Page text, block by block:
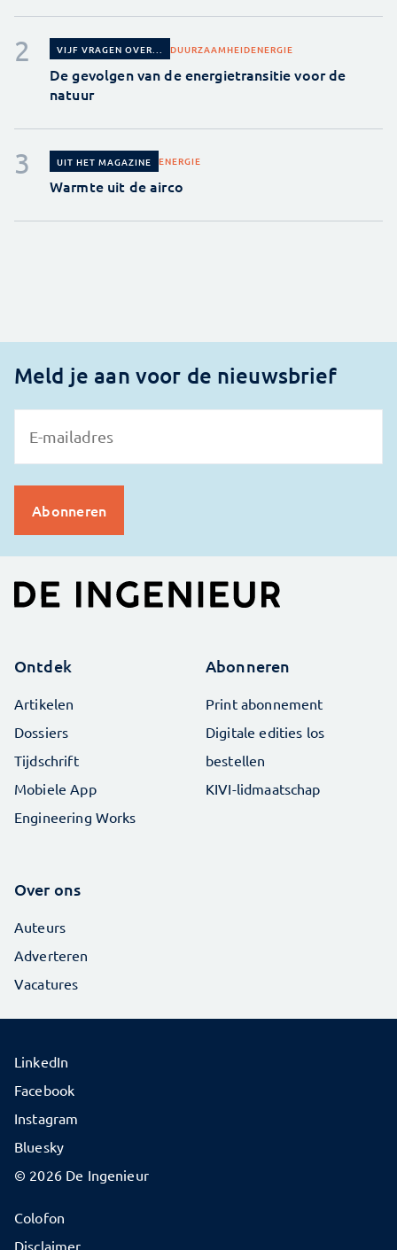
VIJF VRAGEN OVER... DUURZAAMHEIDENERGIE
De gevolgen van de energietransitie voor de
natuur
UIT HET MAGAZINE ENERGIE
Warmte uit de airco
Meld je aan voor de nieuwsbrief
Ontdek
Artikelen
Dossiers
Tijdschrift
Mobiele App
Engineering Works
Abonneren
Print abonnement
Digitale edities los
bestellen
KIVI-lidmaatschap
Over ons
Auteurs
Adverteren
Vacatures
© 2026 De Ingenieur
Colofon
Disclaimer
LinkedIn
Facebook
Instagram
Bluesky